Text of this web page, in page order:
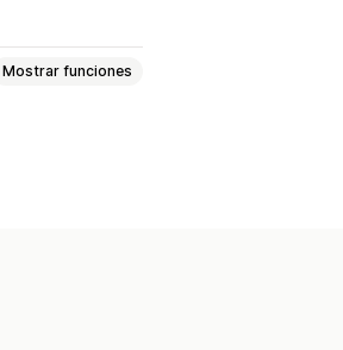
Mostrar funciones